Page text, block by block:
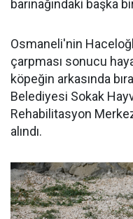
barınağındaki başka
Osmaneli'nin
çarpması sonucu
köpeğin arkasında
Belediyesi Sokak
Rehabilitasyon
alındı.